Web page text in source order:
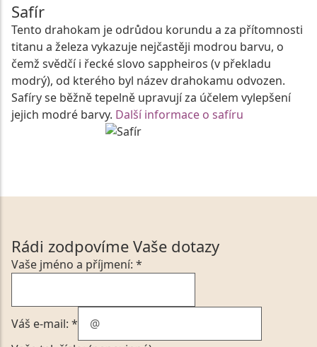
Safír
Tento drahokam je odrůdou korundu a za přítomnosti
titanu a železa vykazuje nejčastěji modrou barvu, o
čemž svědčí i řecké slovo sappheiros (v překladu
modrý), od kterého byl název drahokamu odvozen.
Safíry se běžně tepelně upravují za účelem vylepšení
jejich modré barvy. Další informace o safíru
Rádi zodpovíme Vaše dotazy
Vaše jméno a příjmení: *
Váš e-mail: *